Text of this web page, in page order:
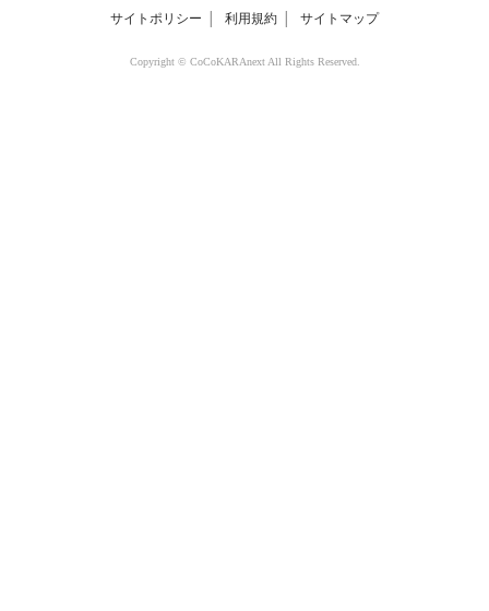
サイトポリシー 利用規約 サイトマップ
Copyright © CoCoKARAnext All Rights Reserved.